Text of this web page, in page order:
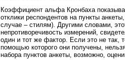
Коэффициент альфа Кронбаха
отклики респондентов на пункты
случае – стилям). Другими словами,
непротиворечивость измерений,
один и тот же фактор. Если это не так,
помощью которого они получены,
набора пунктов анкеты, возможно,